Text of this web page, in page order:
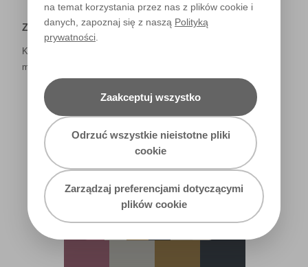
na temat korzystania przez nas z plików cookie i
danych, zapoznaj się z naszą Polityką
prywatności
Zaakceptuj wszystko
Odrzuć wszystkie nieistotne pliki
cookie
Zarządzaj preferencjami dotyczącymi
plików cookie
Zastrzeżenie
Kolory, które są widoczne na monitorze i/lub kolory drukowane,
mogą się różnić od rzeczywistych, dostępnych w sklepach.
COLOURS
USED IN MY
HOME